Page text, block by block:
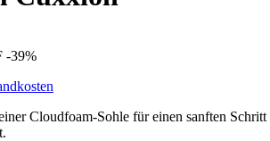
-39%
Cloudfoam-Sohle für einen sanften Schritt